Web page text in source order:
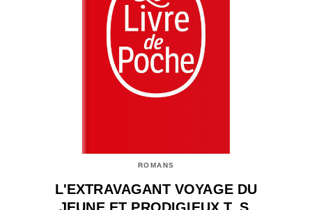
ROMANS
L'EXTRAVAGANT VOYAGE DU